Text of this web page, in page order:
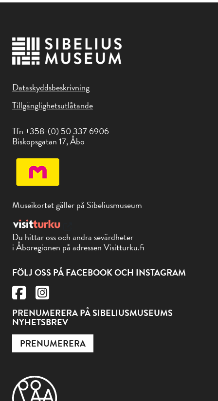
Dataskyddsbeskrivning
Tillgänglighetsutlåtande
Tfn +358-(0) 50 337 6906
Biskopsgatan 17, Åbo
Museikortet gäller på Sibeliusmuseum
Du hittar oss och andra sevärdheter
i Åboregionen på adressen Visitturku.fi
FÖLJ OSS PÅ FACEBOOK OCH INSTAGRAM
PRENUMERERA PÅ SIBELIUSMUSEUMS
NYHETSBREV
PRENUMERERA